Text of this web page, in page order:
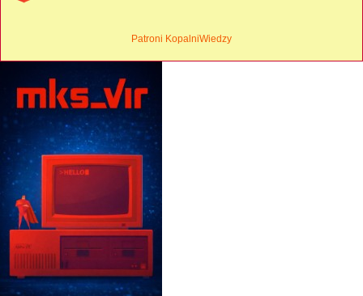
Patroni KopalniWiedzy